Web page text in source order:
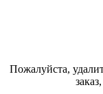
Пожалуйста,